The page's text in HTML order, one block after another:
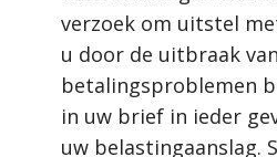
verzoek om uitstel
u door de uitbraak
betalingsproblemen
in uw brief in ieder
uw belastingaanslag.